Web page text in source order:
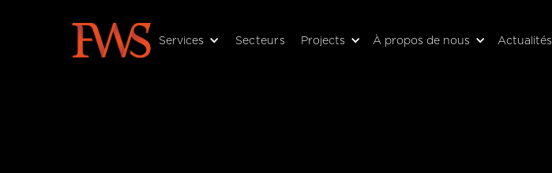
Services Secteurs Projects À propos de nous Actualités